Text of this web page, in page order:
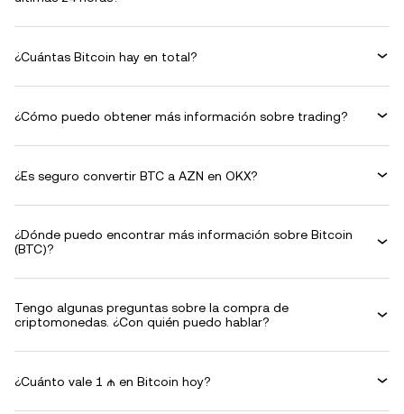
¿Cuántas Bitcoin hay en total?
¿Cómo puedo obtener más información sobre trading?
¿Es seguro convertir BTC a AZN en OKX?
¿Dónde puedo encontrar más información sobre Bitcoin
(BTC)?
Tengo algunas preguntas sobre la compra de
criptomonedas. ¿Con quién puedo hablar?
¿Cuánto vale 1 ₼ en Bitcoin hoy?